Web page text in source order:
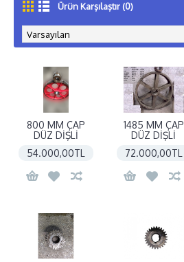
Ürün Karşılaştır (0)
800 MM ÇAP
DÜZ DİŞLİ
54.000,00TL
1485 MM ÇAP
DÜZ DİŞLİ
72.000,00TL